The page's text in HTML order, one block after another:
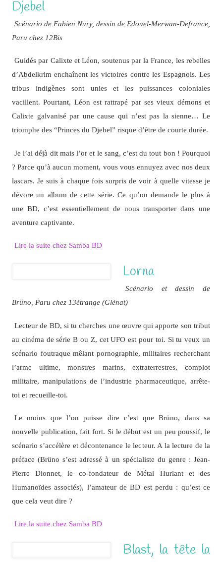
Djebel
Scénario de Fabien Nury, dessin de Edouel-Merwan-Defrance,
Paru chez 12Bis
Guidés par Calixte et Léon, soutenus par la France, les rebelles
d’Abdelkrim enchaînent les victoires contre les Espagnols. Les
tribus indigènes sont unies et les puissances coloniales
vacillent. Pourtant, Léon est rattrapé par ses vieux démons et
Calixte galvanisé par une cause qui n’est pas la sienne… Le
triomphe des “Princes du Djebel” risque d’être de courte durée.
Je l’ai déjà dit mais l’or et le sang, c’est du tout bon ! Pourquoi
? Parce qu’à aucun moment, vous vous ennuyez avec nos deux
lascars. Je suis à chaque fois surpris de voir à quelle vitesse je
dévore un album de cette série. Ce qu’on demande le plus à
une BD, c’est essentiellement de nous transporter dans une
aventure captivante.
Lire la suite chez Samba BD
Lorna
Scénario et dessin de
Brüno, Paru chez 13étrange (Glénat)
Lecteur de BD, si tu cherches une œuvre qui apporte son tribut
au cinéma de série B ou Z, cet UFO est pour toi. Si tu veux un
scénario foutraque mêlant pornographie, militaires recherchant
l’arme ultime, monstres marins, extraterrestres, complot
militaire, manipulations de l’industrie pharmaceutique, arrête-
toi et recueille-toi.
Le moins que l’on puisse dire c’est que Brüno, dans sa
nouvelle publication, fait fort. Si le début est un peu poussif, le
scénario s’accélère et décontenance le lecteur. A la lecture de la
préface (Brüno s’est adressé à un spécialiste du genre : Jean-
Pierre Dionnet, le co-fondateur de Métal Hurlant et des
Humanoïdes associés), l’amateur de BD est perdu : qu’est ce
que cela veut dire ?
Lire la suite chez Samba BD
Blast, la tête la